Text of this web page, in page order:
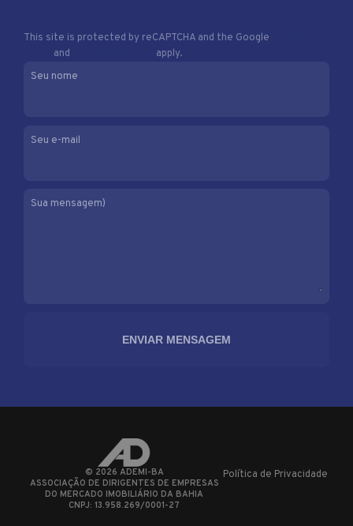
This site is protected by reCAPTCHA and the Google
and
apply.
Seu nome
Seu e-mail
Sua mensagem)
© 2026 ADEMI-BA
ASSOCIAÇÃO DE DIRIGENTES DE EMPRESAS
DO MERCADO IMOBILIÁRIO DA BAHIA
CNPJ: 13.958.269/0001-27
Política de Privacidade